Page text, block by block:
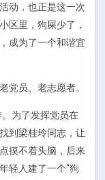
动，也正是这一次
区里，狗屎少了，
成为了一个和谐宜
党员、老志愿者。
为了发挥党员在
到梁桂玲同志，让
摸不着头脑，后来
轻人建了一个“狗